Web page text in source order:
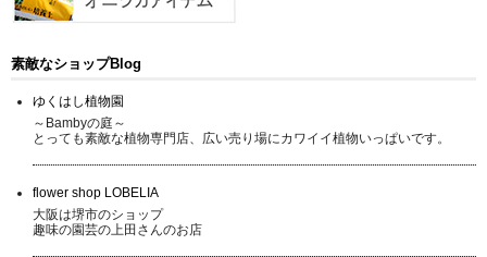
素敵なショップBlog
ゆくはし植物園
～Bambyの庭～
とっても素敵な植物専門店、広い売り場にカワイイ植物いっぱいです。
flower shop LOBELIA
大阪は堺市のショップ
趣味の園芸の上田さんのお店